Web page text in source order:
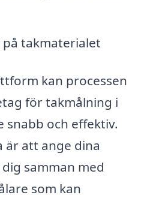
takmaterialet
kan processen
för takmålning i
snabb och effektiv.
är att ange dina
samman med
som kan